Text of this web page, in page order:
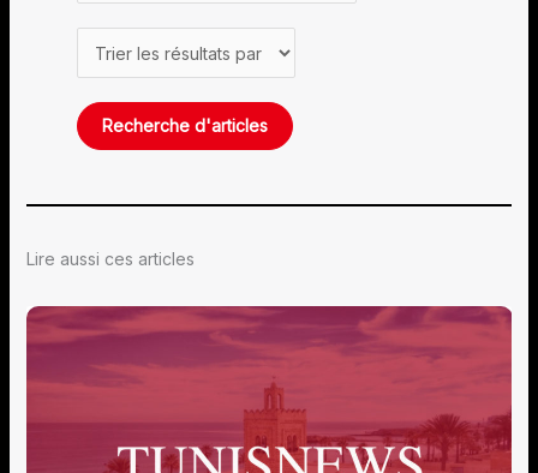
Lire aussi ces articles